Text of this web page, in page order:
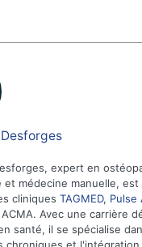
expert en
et médecine manuelle,
cliniquesTAGMED, Pulse
Avec une carrière
santé, il se spécialise
chroniques et l'intégration